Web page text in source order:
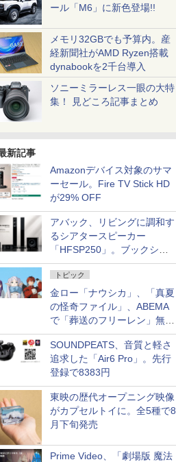
ール「M6」に新色登場!!
メモリ32GBでも予算内。産
経新聞社がAMD Ryzen搭載
dynabookを2千台導入
ソニーミラーレス一眼の大特
集！ 見どころ記事まとめ
新記事
Amazonデバイス対象のサマ
ーセール。Fire TV Stick HD
が29% OFF
アバック、リビングに調和す
るシアタースピーカー
「HFSP250」。ブックシェ
ルフはペア3万円以下
トピック
金ロー「ナウシカ」、「真夏
の怪奇ファイル」、ABEMA
で「葬送のフリーレン」無料
配信など。夏の特番・配信情
報
SOUNDPEATS、音質と軽さ
追求した「Air6 Pro」。先行
登録で8383円
東映の歴代オープニング映像
がカプセルトイに。全5種で8
月下旬発売
Prime Video、「劇場版 魔法